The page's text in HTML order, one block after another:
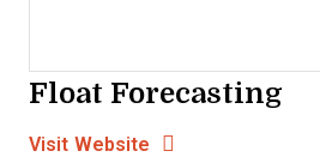
Float Forecasting
Visit Website Opens New Window